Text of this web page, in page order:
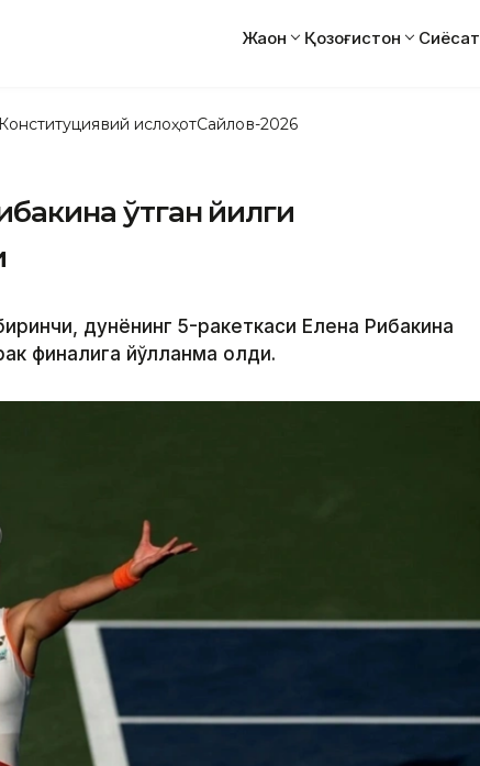
Жаҳон Қозоғистон Сиёсат
Конституциявий ислоҳотСайлов-2026
ўтган йилги
дунёнинг 5-ракеткаси Елена Рибакина
финалига йўлланма олди.